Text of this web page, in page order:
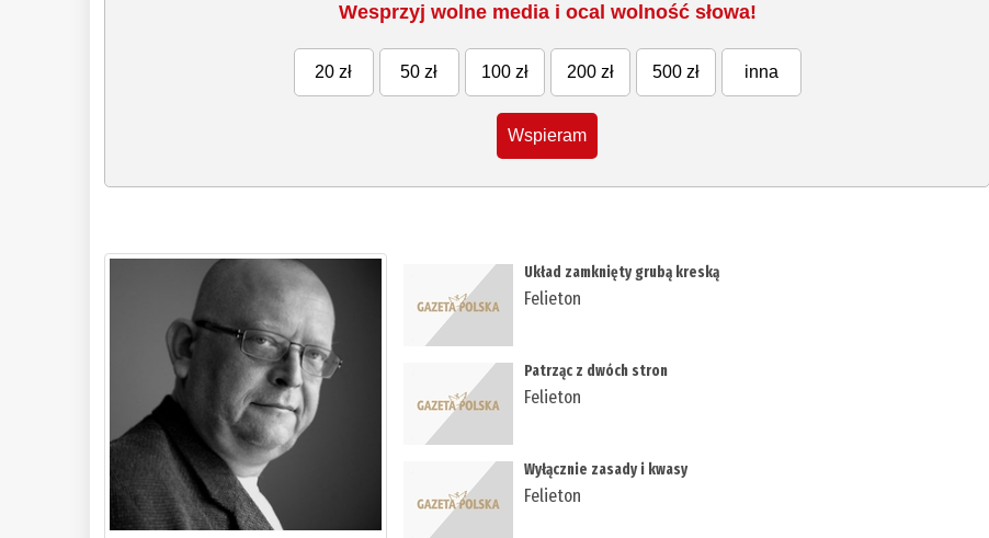
Wesprzyj wolne media i ocal wolność słowa!
20 zł 50 zł 100 zł 200 zł 500 zł inna
Wspieram
Układ zamknięty grubą kreską
Felieton
Patrząc z dwóch stron
Felieton
Wyłącznie zasady i kwasy
Felieton